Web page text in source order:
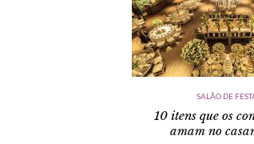
SALÃO DE
10 itens que os
amam no